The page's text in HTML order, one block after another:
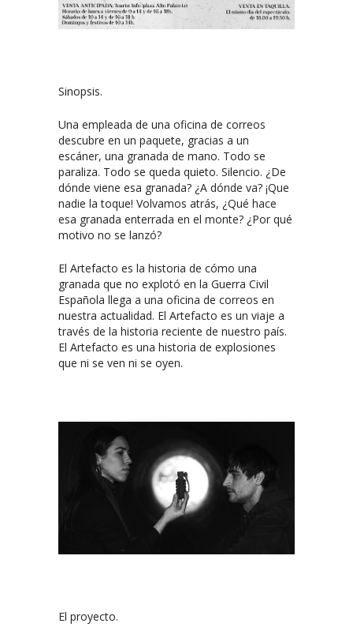
Sinopsis.
Una empleada de una oficina de correos
descubre en un paquete, gracias a un
escáner, una granada de mano. Todo se
paraliza. Todo se queda quieto. Silencio. ¿De
dónde viene esa granada? ¿A dónde va? ¡Que
nadie la toque! Volvamos atrás, ¿Qué hace
esa granada enterrada en el monte? ¿Por qué
motivo no se lanzó?
El Artefacto es la historia de cómo una
granada que no explotó en la Guerra Civil
Española llega a una oficina de correos en
nuestra actualidad. El Artefacto es un viaje a
través de la historia reciente de nuestro país.
El Artefacto es una historia de explosiones
que ni se ven ni se oyen.
El proyecto.